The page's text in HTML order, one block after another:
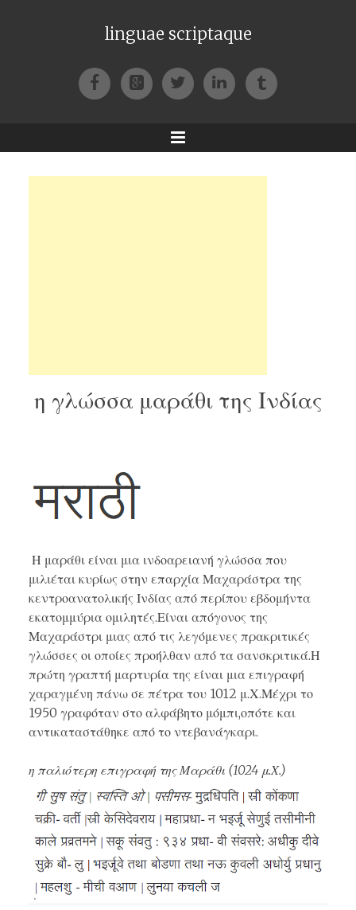
linguae scriptaque
FacebookGoogle+TwitterLinkedIn
Tumblr
Menu
η γλώσσα μαράθι της Ινδίας
Η μαράθι είναι μια ινδοαρειανή γλώσσα που
μιλιέται κυρίως στην επαρχία Μαχαράστρα της
κεντροανατολικής Ινδίας από περίπου εβδομήντα
εκατομμύρια ομιλητές.Είναι απόγονος της
Μαχαράστρι μιας από τις λεγόμενες πρακριτικές
γλώσσες οι οποίες προήλθαν από τα σανσκριτικά.Η
πρώτη γραπτή μαρτυρία της είναι μια επιγραφή
χαραγμένη πάνω σε πέτρα του 1012 μ.Χ.Μέχρι το
1950 γραφόταν στο αλφάβητο μόμπι,οπότε και
αντικαταστάθηκε από το ντεβανάγκαρι.
η παλιότερη επιγραφή της Μαράθι (1024 μ.Χ.)